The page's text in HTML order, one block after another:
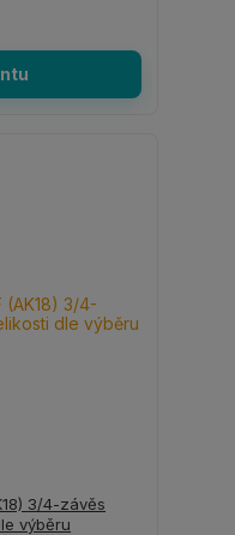
3/4-závěs
výběru